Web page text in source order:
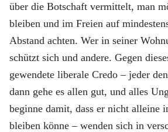
über die Botschaft vermittelt, man
bleiben und im Freien auf
Abstand achten. Wer in seiner
schützt sich und andere. Gegen
gewendete liberale Credo – jeder
dann gehe es allen gut, und alles
beginne damit, dass er nicht alleine
bleiben könne – wenden sich in